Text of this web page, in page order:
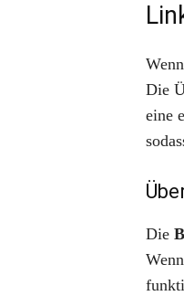
Die
eine
Die